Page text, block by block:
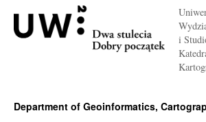
i
Department of Geoinformatics,